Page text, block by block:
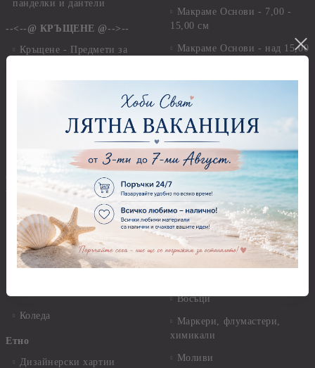
панделки и дантели
--<--@ КРЪЩЕНЕ @-->--
Кръщене - Предмети за
Бутилки, Книги
Кръщене - Елементи за
данели , панделки
@--:---ГОТОВИ ПРОДУКТИ
---:--@
Персанализирани подаръци
За дома и уюта
За книгите и хората
Коледа
Етно
Дизайнерски хартии
Макраме Основи - 7,00 -
15,00 см
Макраме Основи - над 15,00
Опаковки
Мебелен обков и аксесоари
Дръжки
Крака за мебели
Други аксесоари, материали
и инструменти
Моливи, маркери, химикали,
Восъци
Маркери, флумастери,
химикали
Моливи